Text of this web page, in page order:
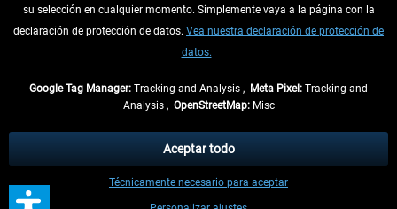
DESISTIR DEL CONTRATO
INFORMACIÓN
tasas de recepción si no se describe lo contrario
** De aplicación a envíos dentro de Alemania. Los plazos de envío para los
demás países se pueden consultar en lainformación de envío
su selección en cualquier momento. Simplemente vaya a la página con la
declaración de protección de datos. Vea nuestra declaración de protección de
datos.
Google Tag Manager: Tracking and Analysis , Meta Pixel: Tracking and
Analysis , OpenStreetMap:Misc
Técnicamente necesario para aceptar
Aceptar todo